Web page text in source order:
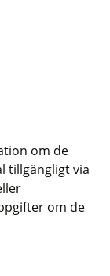
om de
tillgängligt via
om de